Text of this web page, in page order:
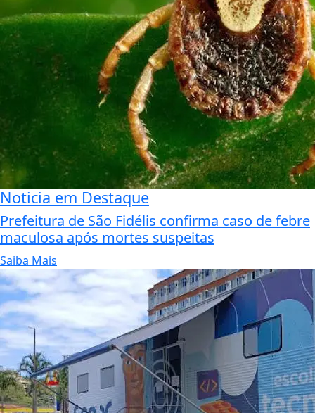
Noticia em Destaque
Prefeitura de São Fidélis confirma caso de febre
maculosa após mortes suspeitas
Saiba Mais